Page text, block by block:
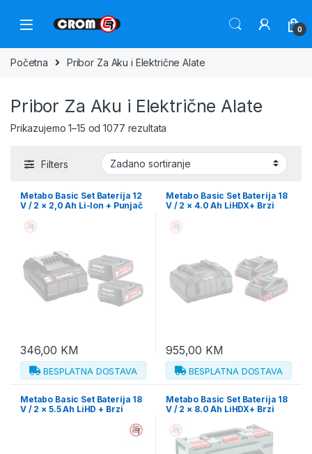
0
Početna Pribor Za Aku i Električne Alate
Pribor Za Aku i Električne Alate
Prikazujemo 1–15 od 1077 rezultata
Filters
Metabo Basic Set Baterija 12
V / 2 × 2,0 Ah Li-Ion + Punjač
346,00 KM
BESPLATNA DOSTAVA
Metabo Basic Set Baterija 18
V / 2 × 4.0 Ah LiHDX+ Brzi
955,00 KM
BESPLATNA DOSTAVA
Metabo Basic Set Baterija 18
V / 2 × 5.5 Ah LiHD + Brzi
Metabo Basic Set Baterija 18
V / 2 × 8.0 Ah LiHDX+ Brzi
145 – 685305000